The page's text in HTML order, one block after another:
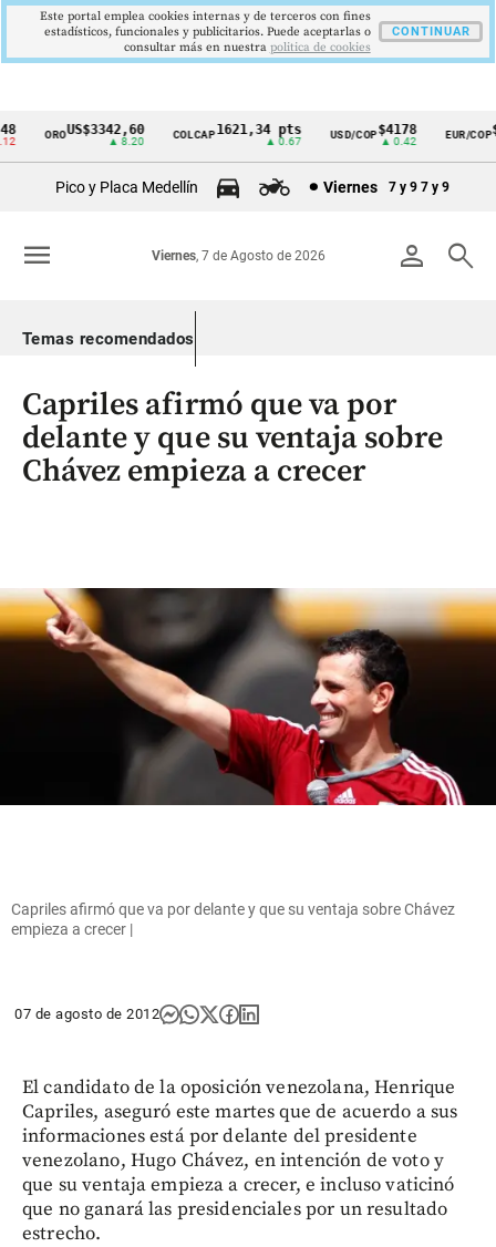
Cintillo
Colombia
OROUS$3342,60
▲ 8.20
COLCAP1621,34 pts
▲ 0.67
USD/COP$4178
▲ 0.42
EUR/COP
Pico y Placa Medellín Viernes 7 y 9 7 y 9
person search
Viernes, 7 de Agosto de 2026
menu
Temas recomendados
Capriles afirmó que va por
delante y que su ventaja sobre
Chávez empieza a crecer
Capriles afirmó que va por delante y que su ventaja sobre Chávez
empieza a crecer |
07 de agosto de 2012
El candidato de la oposición venezolana, Henrique
Capriles, aseguró este martes que de acuerdo a sus
informaciones está por delante del presidente
venezolano, Hugo Chávez, en intención de voto y
que su ventaja empieza a crecer, e incluso vaticinó
que no ganará las presidenciales por un resultado
estrecho.
Este portal emplea cookies internas y de terceros con fines
estadísticos, funcionales y publicitarios. Puede aceptarlas o
consultar más en nuestra politica de cookies
CONTINUAR